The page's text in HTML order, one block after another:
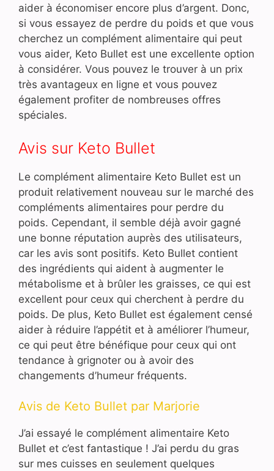
aider à économiser encore plus d’argent. Donc,
si vous essayez de perdre du poids et que vous
cherchez un complément alimentaire qui peut
vous aider, Keto Bullet est une excellente option
à considérer. Vous pouvez le trouver à un prix
très avantageux en ligne et vous pouvez
également profiter de nombreuses offres
spéciales.
Avis sur Keto Bullet
Le complément alimentaire Keto Bullet est un
produit relativement nouveau sur le marché des
compléments alimentaires pour perdre du
poids. Cependant, il semble déjà avoir gagné
une bonne réputation auprès des utilisateurs,
car les avis sont positifs. Keto Bullet contient
des ingrédients qui aident à augmenter le
métabolisme et à brûler les graisses, ce qui est
excellent pour ceux qui cherchent à perdre du
poids. De plus, Keto Bullet est également censé
aider à réduire l’appétit et à améliorer l’humeur,
ce qui peut être bénéfique pour ceux qui ont
tendance à grignoter ou à avoir des
changements d’humeur fréquents.
Avis de Keto Bullet par Marjorie
J’ai essayé le complément alimentaire Keto
Bullet et c’est fantastique ! J’ai perdu du gras
sur mes cuisses en seulement quelques